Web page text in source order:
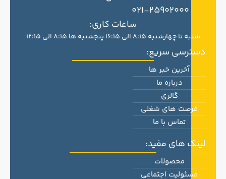
021-25902000
ساعات کاری:
شنبه تا چهارشنبه 8:15 الی 16:15 پنجشنبه ها 8:15 الی 12:15
دسترسی سریع:
آخرین خبر ها
درباره ما
گالری
فرصت های شغلی
تماس با ما
لینک های مفید:
محصولات
مسئولیت اجتماعی